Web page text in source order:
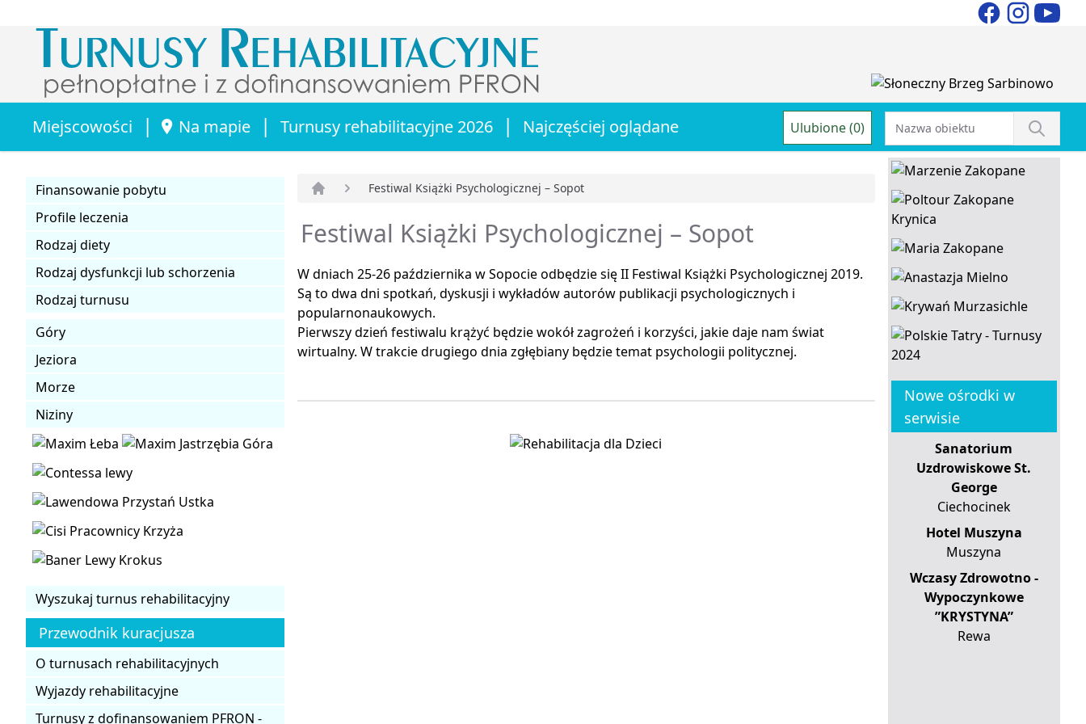
Miejscowości | Na mapie | Turnusy rehabilitacyjne 2026 | Najczęściej oglądane Ulubione (0)
Finansowanie pobytu
Profile leczenia
Rodzaj diety
Rodzaj dysfunkcji lub schorzenia
Rodzaj turnusu
Góry
Jeziora
Morze
Niziny
Wyszukaj turnus rehabilitacyjny
Przewodnik kuracjusza
O turnusach rehabilitacyjnych
Wyjazdy rehabilitacyjne
Turnusy z dofinansowaniem PFRON -
Festiwal Książki Psychologicznej – Sopot
Festiwal Książki Psychologicznej – Sopot
W dniach 25-26 października w Sopocie odbędzie się II Festiwal Książki Psychologicznej 2019.
Są to dwa dni spotkań, dyskusji i wykładów autorów publikacji psychologicznych i
popularnonaukowych.
Pierwszy dzień festiwalu krążyć będzie wokół zagrożeń i korzyści, jakie daje nam świat
wirtualny. W trakcie drugiego dnia zgłębiany będzie temat psychologii politycznej.
Nowe ośrodki w
serwisie
Sanatorium
Uzdrowiskowe St.
George
Ciechocinek
Hotel Muszyna
Muszyna
Wczasy Zdrowotno -
Wypoczynkowe
”KRYSTYNA”
Rewa